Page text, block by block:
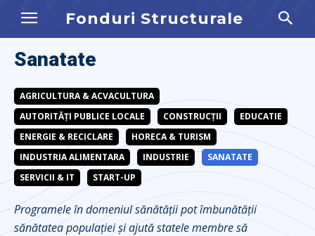
Fonduri Structurale
Sanatate
AGRICULTURA & ACVACULTURA
AUTORITĂȚI PUBLICE LOCALE
CONSTRUCȚII
EDUCATIE
ENERGIE & RECICLARE
HORECA & TURISM
INDUSTRIA ALIMENTARA
INDUSTRIE
SANATATE
SERVICII & IT
START-UP
Programele în domeniul sănătății pot îmbunătății
sănătatea populației și ajută statele membre să